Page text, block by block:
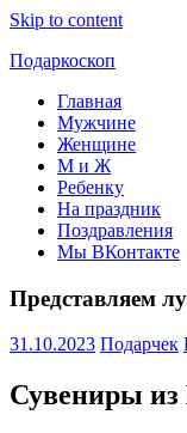
Skip to content
Подаркоскоп
Поможем
выбрать
подарить
Главная
Мужчине
Женщине
М и Ж
Ребенку
На праздник
Поздравления
Мы ВКонтакте
Представляем
31.10.2023 Подарчек
Сувениры из